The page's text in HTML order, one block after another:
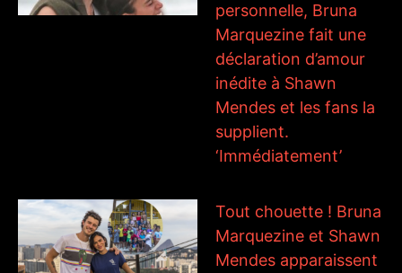
personnelle, Bruna
Marquezine fait une
déclaration d’amour
inédite à Shawn
Mendes et les fans la
supplient.
‘Immédiatement’
Tout chouette ! Bruna
Marquezine et Shawn
Mendes apparaissent